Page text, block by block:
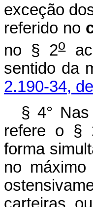
exceção
referido no
no § 2o
sentido da
2.190-34,
§ 4°
refere o §
forma
no
carteiras